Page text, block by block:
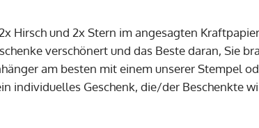
Hirsch und 2x Stern im angesagten
verschönert und das Beste daran, Sie
am besten mit einem unserer Stempel
individuelles Geschenk, die/der Beschenkte